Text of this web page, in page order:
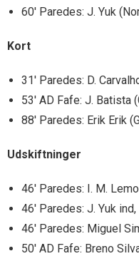
60′ Paredes: J. Yuk
Kort
31′ Paredes: D.
53′ AD Fafe: J. Batista
88′ Paredes: Erik Erik
Udskiftninger
46′ Paredes: I. M.
46′ Paredes: J. Yuk
46′ Paredes: Miguel
50′ AD Fafe: Breno